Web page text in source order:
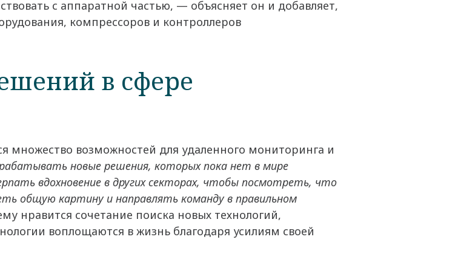
с аппаратной частью, — объясняет он и добавляет,
компрессоров и контроллеров
в сфере
множество возможностей для удаленного мониторинга и
новые решения, которых пока нет в мире
вдохновение в других секторах, чтобы посмотреть, что
общую картину и направлять команду в правильном
нравится сочетание поиска новых технологий,
воплощаются в жизнь благодаря усилиям своей